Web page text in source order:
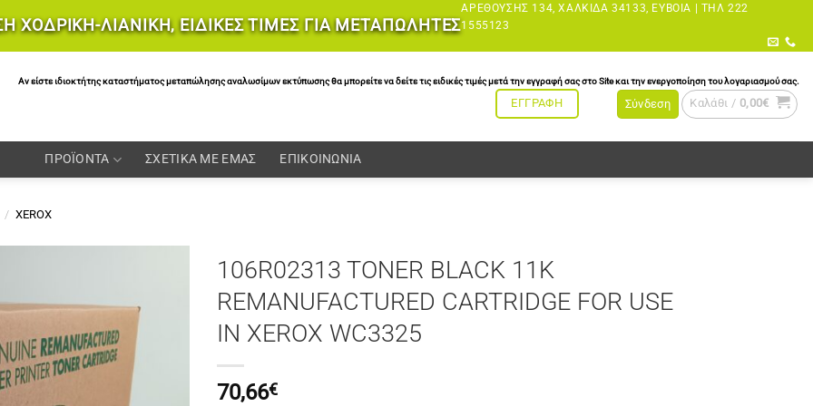
ΧΟΔΡΙΚΗ-ΛΙΑΝΙΚΗ, ΕΙΔΙΚΕΣ ΤΙΜΕΣ ΓΙΑ ΜΕΤΑΠΩΛΗΤΕΣ
ΑΡΕΘΟΎΣΗΣ 134, ΧΑΛΚΊΔΑ 34133, ΕΎΒΟΙΑ | ΤΗΛ 222
1555123
Αν είστε ιδιοκτήτης καταστήματος μεταπώλησης αναλωσίμων εκτύπωσης θα μπορείτε να δείτε τις ειδικές τιμές μετά την εγγραφή σας στο Site και την ενεργοποίηση του λογαριασμού σας.
ΕΓΓΡΑΦΗ Σύνδεση Καλάθι / 0,00€
ΠΡΟΪΟΝΤΑ ΣΧΕΤΙΚΑ ΜΕ ΕΜΑΣ ΕΠΙΚΟΙΝΩΝΙΑ
/ XEROX
106R02313 TONER BLACK 11K
REMANUFACTURED CARTRIDGE FOR USE
IN XEROX WC3325
70,66€